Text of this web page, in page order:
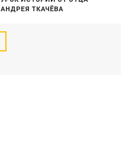
АНДРЕЯ ТКАЧЁВА